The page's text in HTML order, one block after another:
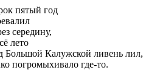
пятый год
середину,
лето
Большой Калужской ливень лил,
погромыхивало где-то.